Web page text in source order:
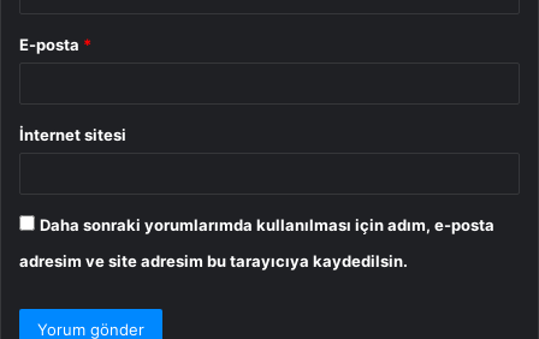
E-posta *
İnternet sitesi
Daha sonraki yorumlarımda kullanılması için adım, e-posta
adresim ve site adresim bu tarayıcıya kaydedilsin.